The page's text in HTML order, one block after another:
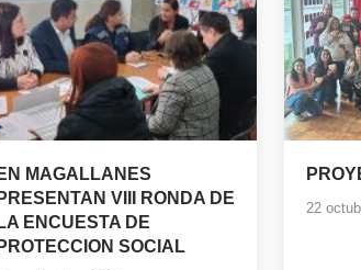
EN MAGALLANES
PRESENTAN VIII RONDA DE
LA ENCUESTA DE
PROTECCION SOCIAL
22